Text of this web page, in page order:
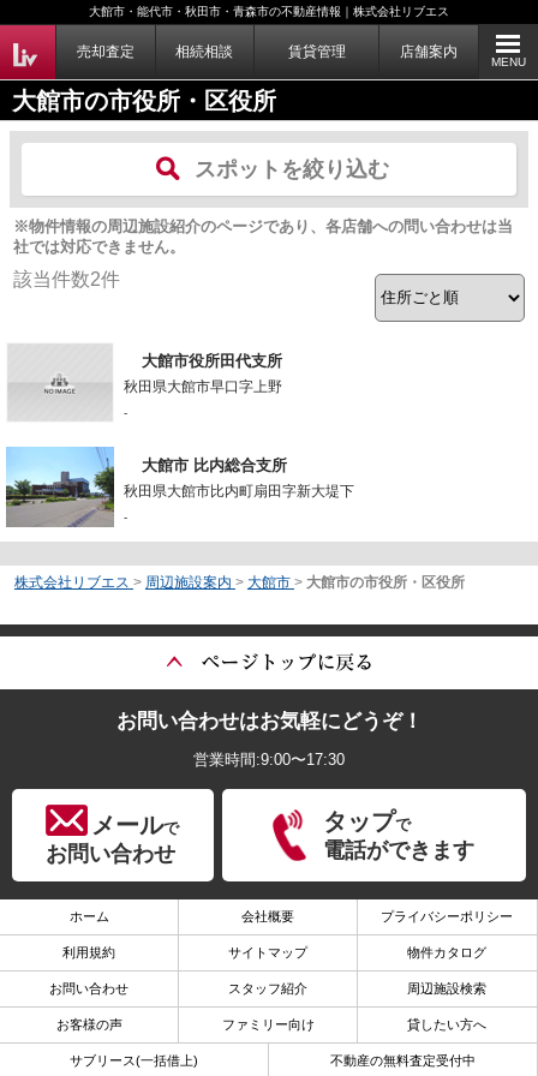
大館市・能代市・秋田市・青森市の不動産情報｜株式会社リブエス
売却査定 相続相談 賃貸管理 店舗案内
MENU
大館市の市役所・区役所
スポットを絞り込む
※物件情報の周辺施設紹介のページであり、各店舗への問い合わせは当
社では対応できません。
該当件数2件
大館市役所田代支所
秋田県大館市早口字上野
-
大館市 比内総合支所
秋田県大館市比内町扇田字新大堤下
-
株式会社リブエス > 周辺施設案内 > 大館市 > 大館市の市役所・区役所
お問い合わせはお気軽にどうぞ！
営業時間:9:00〜17:30
メールで
お問い合わせ
タップで
電話ができます
ホーム 会社概要 プライバシーポリシー
利用規約 サイトマップ 物件カタログ
お問い合わせ スタッフ紹介 周辺施設検索
お客様の声 ファミリー向け 貸したい方へ
サブリース(一括借上) 不動産の無料査定受付中